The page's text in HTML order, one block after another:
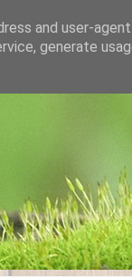
and user-agent
generate